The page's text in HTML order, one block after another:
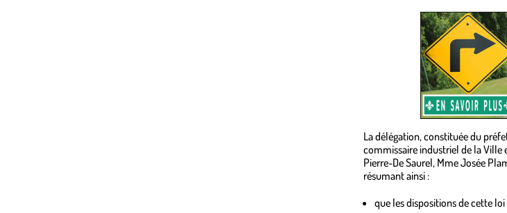
La délégation, constituée du
commissaire industriel de la Ville
Pierre-De Saurel, Mme Josée
résumant ainsi :
que les dispositions de cette